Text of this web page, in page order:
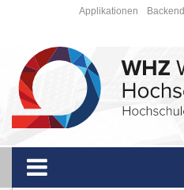
Applikationen Backend